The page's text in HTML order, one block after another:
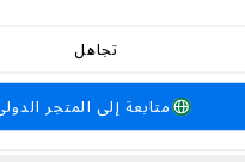
أديداس هي علامة تجارية
من المنتجات، بما في ذلك
تجاهل
متابعة إلى المتجر